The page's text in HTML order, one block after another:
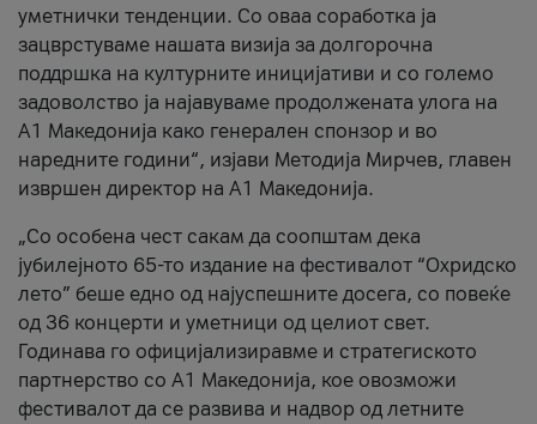
уметнички тенденции. Со оваа соработка ја
зацврстуваме нашата визија за долгорочна
поддршка на културните иницијативи и со големо
задоволство ја најавуваме продолжената улога на
A1 Македонија како генерален спонзор и во
наредните години“, изјави Методија Мирчев, главен
извршен директор на A1 Македонија.
„Со особена чест сакам да соопштам дека
јубилејното 65-то издание на фестивалот “Охридско
лето” беше едно од најуспешните досега, со повеќе
од 36 концерти и уметници од целиот свет.
Годинава го официјализиравме и стратегиското
партнерство со А1 Македонија, кое овозможи
фестивалот да се развива и надвор од летните